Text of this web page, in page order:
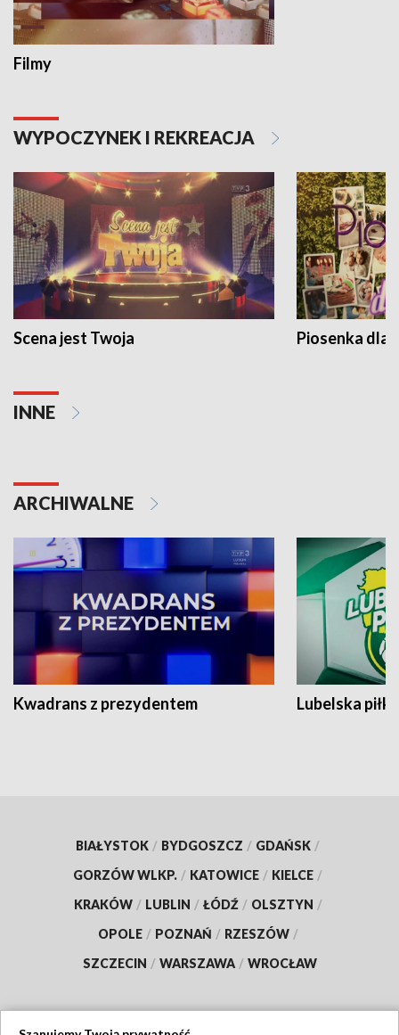
Filmy
WYPOCZYNEK I REKREACJA
Scena jest Twoja Piosenka dla
INNE
ARCHIWALNE
Kwadrans z prezydentem Lubelska piłka
BIAŁYSTOK / BYDGOSZCZ / GDAŃSK /
GORZÓW WLKP. / KATOWICE / KIELCE /
KRAKÓW / LUBLIN / ŁÓDŹ / OLSZTYN /
OPOLE / POZNAŃ / RZESZÓW /
SZCZECIN / WARSZAWA / WROCŁAW